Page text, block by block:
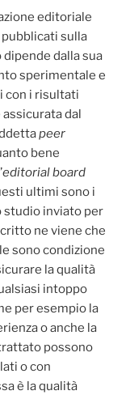
editoriale
pubblicati sulla
dalla sua
sperimentale e
con i risultati
dal
peer
bene
editorial board
ultimi sono i
studio inviato per
ne viene che
sono condizione
la qualità
intoppo
per esempio la
o anche la
possono
o con
è la qualità